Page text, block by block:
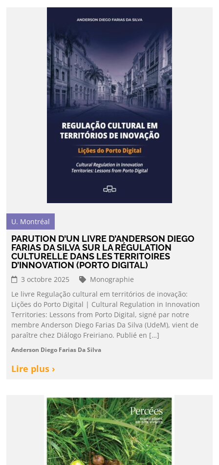
U. Montréal
PARUTION D’UN LIVRE D’ANDERSON DIEGO
FARIAS DA SILVA SUR LA RÉGULATION
CULTURELLE DANS LES TERRITOIRES
D’INNOVATION (PORTO DIGITAL)
3 octobre 2025
Monographie
Le livre Regulação cultural em territórios de inovação:
Lições do Porto Digital | Cultural Regulation in Innovation
Territories: Lessons from Porto Digital, signé par notre
membre Anderson Diego Farias Da Silva (UdeM), vient de
paraître chez Diálogo Freiriano. Publié en […]
Anderson Diego Farias Da Silva
Lire plus ›